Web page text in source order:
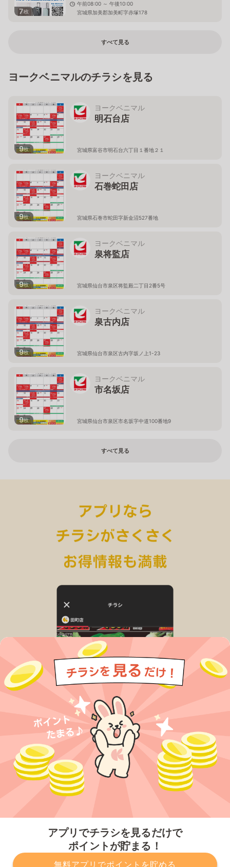
アプリでチラシを見るだけで
ポイントが貯まる！
無料アプリでポイントを貯める
7枚
午前08:00 ～ 午後10:00
宮城県加美郡加美町字赤塚178
すべて見る
ヨークベニマルのチラシを見る
9枚
ヨークベニマル
明石台店
宮城県富谷市明石台六丁目１番地２１
9枚
ヨークベニマル
石巻蛇田店
宮城県石巻市蛇田字新金沼527番地
9枚
ヨークベニマル
泉将監店
宮城県仙台市泉区将監殿二丁目2番5号
9枚
ヨークベニマル
泉古内店
宮城県仙台市泉区古内字坂ノ上1-23
9枚
ヨークベニマル
市名坂店
宮城県仙台市泉区市名坂字中道100番地9
すべて見る